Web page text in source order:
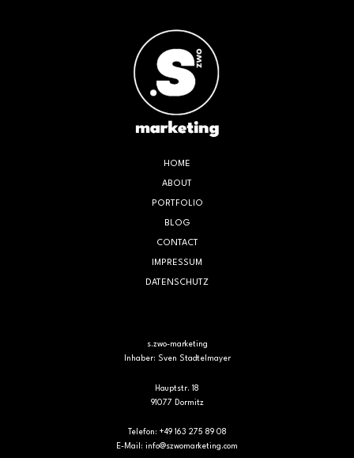
HOME
ABOUT
PORTFOLIO
BLOG
CONTACT
IMPRESSUM
DATENSCHUTZ
s.zwo-marketing
Inhaber: Sven Stadtelmayer
Hauptstr. 18
91077 Dormitz
Telefon: +49 163 275 89 08
E-Mail: info@szwomarketing.com